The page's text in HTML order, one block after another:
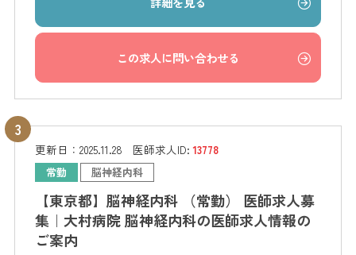
この求人に問い合わせる
更新日： 2025.11.28 医師求人ID:13778
常勤 脳神経内科
【東京都】脳神経内科 （常勤） 医師求人募
集｜大村病院 脳神経内科の医師求人情報の
ご案内